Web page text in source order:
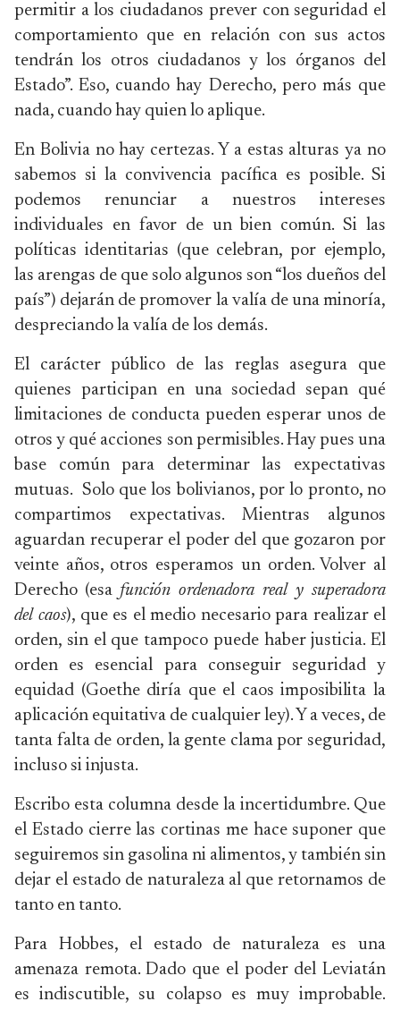
permitir a los ciudadanos prever con seguridad el
comportamiento que en relación con sus actos
tendrán los otros ciudadanos y los órganos del
Estado”. Eso, cuando hay Derecho, pero más que
nada, cuando hay quien lo aplique.
En Bolivia no hay certezas. Y a estas alturas ya no
sabemos si la convivencia pacífica es posible. Si
podemos renunciar a nuestros intereses
individuales en favor de un bien común. Si las
políticas identitarias (que celebran, por ejemplo,
las arengas de que solo algunos son “los dueños del
país”) dejarán de promover la valía de una minoría,
despreciando la valía de los demás.
El carácter público de las reglas asegura que
quienes participan en una sociedad sepan qué
limitaciones de conducta pueden esperar unos de
otros y qué acciones son permisibles. Hay pues una
base común para determinar las expectativas
mutuas. Solo que los bolivianos, por lo pronto, no
compartimos expectativas. Mientras algunos
aguardan recuperar el poder del que gozaron por
veinte años, otros esperamos un orden. Volver al
Derecho (esa función ordenadora real y superadora
del caos), que es el medio necesario para realizar el
orden, sin el que tampoco puede haber justicia. El
orden es esencial para conseguir seguridad y
equidad (Goethe diría que el caos imposibilita la
aplicación equitativa de cualquier ley). Y a veces, de
tanta falta de orden, la gente clama por seguridad,
incluso si injusta.
Escribo esta columna desde la incertidumbre. Que
el Estado cierre las cortinas me hace suponer que
seguiremos sin gasolina ni alimentos, y también sin
dejar el estado de naturaleza al que retornamos de
tanto en tanto.
Para Hobbes, el estado de naturaleza es una
amenaza remota. Dado que el poder del Leviatán
es indiscutible, su colapso es muy improbable.